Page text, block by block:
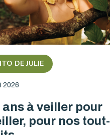
DE JULIE
2026
ans à veiller pour
pour nos tout-